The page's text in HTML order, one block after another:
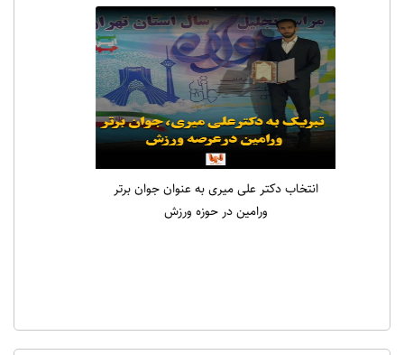
انتخاب دکتر علی میری به عنوان جوان برتر
ورامین در حوزه ورزش